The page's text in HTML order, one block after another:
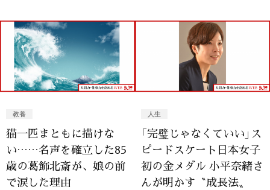
教養
猫一匹まともに描けな
い……名声を確立した85
歳の葛飾北斎が、娘の前
で涙した理由
人生
「完璧じゃなくていい」ス
ピードスケート日本女子
初の金メダル 小平奈緒さ
んが明かす〝成長法〟